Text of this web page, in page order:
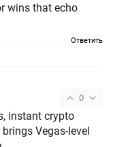
wins that echo
Ответить
0
instant crypto